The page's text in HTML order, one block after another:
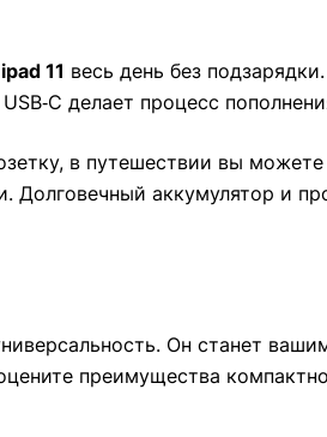
11 весь день без
делает процесс
в путешествии вы
Долговечный аккумулятор и
Он станет
преимущества